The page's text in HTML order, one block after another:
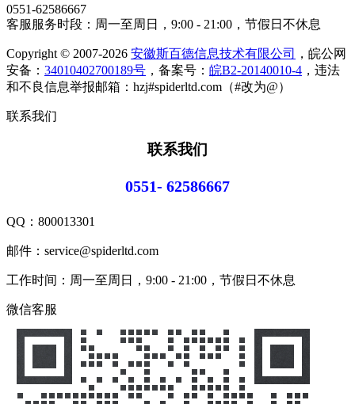
0551-62586667
客服服务时段：周一至周日，9:00 - 21:00，节假日不休息
Copyright © 2007-2026 安徽斯百德信息技术有限公司
，皖公网
安备： 34010402700189号 ，备案号： 皖B2-20140010-4 ，违法
和不良信息举报邮箱：hzj#spiderltd.com（#改为@）
联系我们
联系我们
0551- 62586667
QQ： 800013301
邮件：service@spiderltd.com
工作时间：周一至周日，9:00 - 21:00，节假日不休息
微信客服